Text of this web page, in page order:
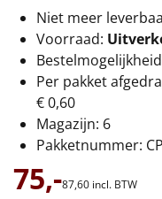
Alle kerstpakketten
Thema
Origineel
Rituals
Luxe
Niet meer
Voorraad:
Per pakket
€ 0,60
Magazijn: 6
Pakketnummer:
75,-87,60 incl. BTW